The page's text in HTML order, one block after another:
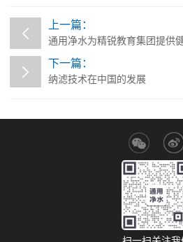
上一篇：
下一篇：
纳滤技术在中国的发展